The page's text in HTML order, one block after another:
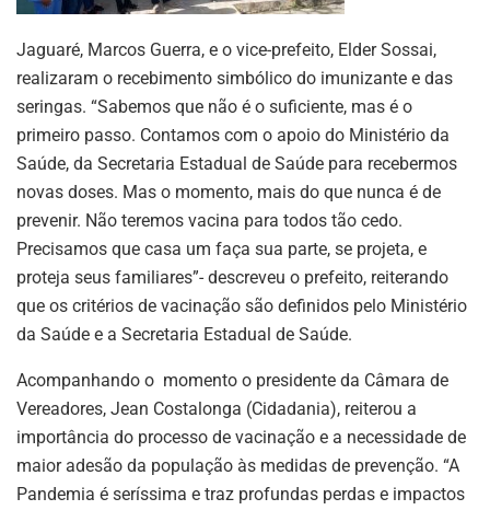
Jaguaré, Marcos Guerra, e o vice-prefeito, Elder Sossai,
realizaram o recebimento simbólico do imunizante e das
seringas. “Sabemos que não é o suficiente, mas é o
primeiro passo. Contamos com o apoio do Ministério da
Saúde, da Secretaria Estadual de Saúde para recebermos
novas doses. Mas o momento, mais do que nunca é de
prevenir. Não teremos vacina para todos tão cedo.
Precisamos que casa um faça sua parte, se projeta, e
proteja seus familiares”- descreveu o prefeito, reiterando
que os critérios de vacinação são definidos pelo Ministério
da Saúde e a Secretaria Estadual de Saúde.
Acompanhando o momento o presidente da Câmara de
Vereadores, Jean Costalonga (Cidadania), reiterou a
importância do processo de vacinação e a necessidade de
maior adesão da população às medidas de prevenção. “A
Pandemia é seríssima e traz profundas perdas e impactos